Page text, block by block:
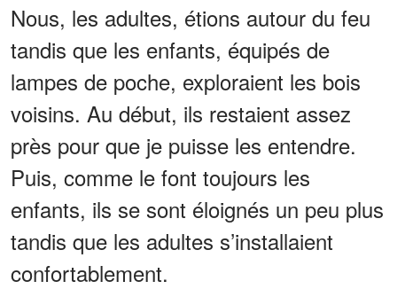
Nous, les adultes, étions autour du feu
tandis que les enfants, équipés de
lampes de poche, exploraient les bois
voisins. Au début, ils restaient assez
près pour que je puisse les entendre.
Puis, comme le font toujours les
enfants, ils se sont éloignés un peu plus
tandis que les adultes s’installaient
confortablement.